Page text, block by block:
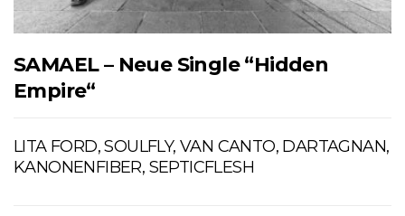
SAMAEL – Neue Single “Hidden
Empire“
LITA FORD, SOULFLY, VAN CANTO, DARTAGNAN,
KANONENFIBER, SEPTICFLESH